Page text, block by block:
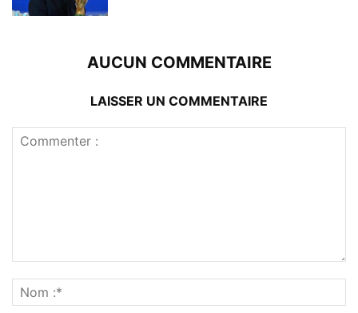
AUCUN COMMENTAIRE
LAISSER UN COMMENTAIRE